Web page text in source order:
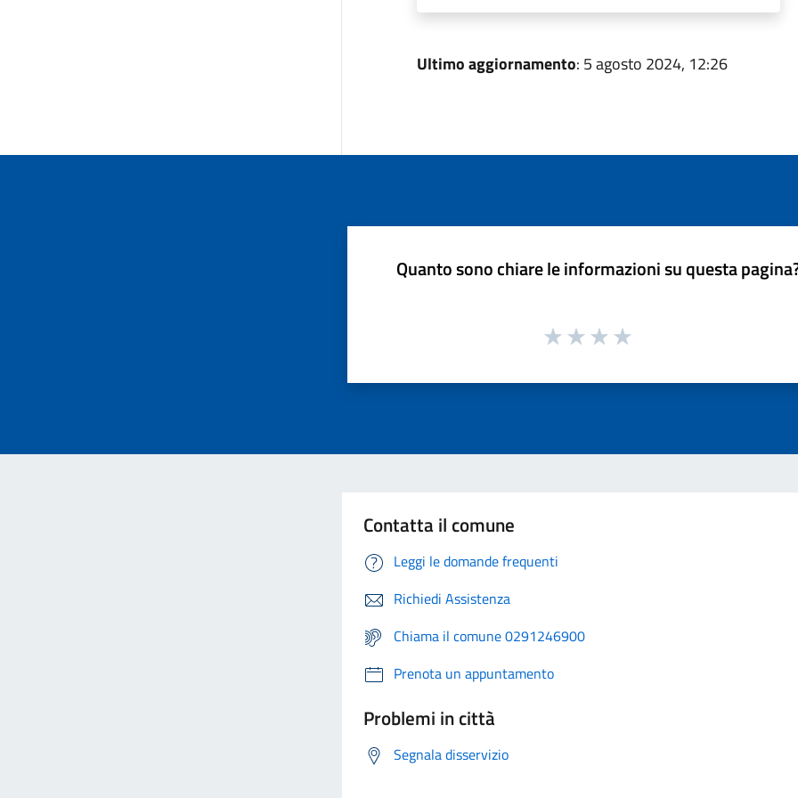
Ultimo aggiornamento: 5 agosto 2024, 12:26
Quanto sono chiare le informazioni su questa
Contatta il comune
Leggi le domande frequenti
Richiedi Assistenza
Chiama il comune 0291246900
Prenota un appuntamento
Problemi in città
Segnala disservizio